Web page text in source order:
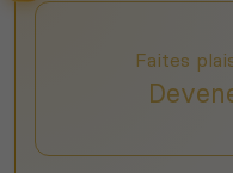
Faites